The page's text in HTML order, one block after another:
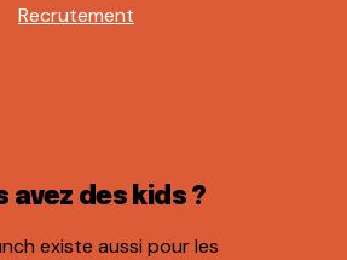
Recrutement
avez des kids ?
existe aussi pour les